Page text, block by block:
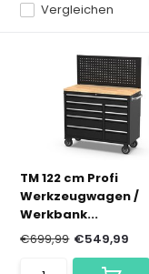
Vergleichen
TM 122 cm Profi
Werkzeugwagen /
Werkbank...
€699,99 €549,99